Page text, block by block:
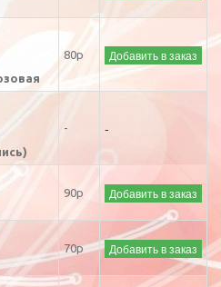
80р Добавить в заказ
- -
90р Добавить в заказ
70р Добавить в заказ